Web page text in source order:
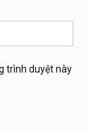
trình duyệt này